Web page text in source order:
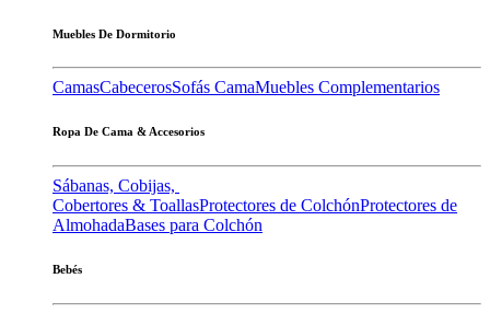
Muebles De Dormitorio
CamasCabecerosSofás CamaMuebles Complementarios
Ropa De Cama & Accesorios
Sábanas, Cobijas,
Cobertores & ToallasProtectores de ColchónProtectores de
AlmohadaBases para Colchón
Bebés